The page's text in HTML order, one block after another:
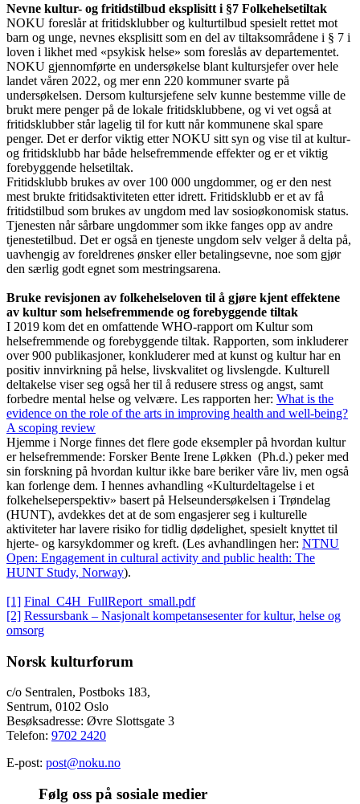
Nevne kultur- og fritidstilbud eksplisitt i §7 Folkehelsetiltak
NOKU foreslår at fritidsklubber og kulturtilbud spesielt rettet mot
barn og unge, nevnes eksplisitt som en del av tiltaksområdene i § 7 i
loven i likhet med «psykisk helse» som foreslås av departementet.
NOKU gjennomførte en undersøkelse blant kultursjefer over hele
landet våren 2022, og mer enn 220 kommuner svarte på
undersøkelsen. Dersom kultursjefene selv kunne bestemme ville de
brukt mere penger på de lokale fritidsklubbene, og vi vet også at
fritidsklubber står lagelig til for kutt når kommunene skal spare
penger. Det er derfor viktig etter NOKU sitt syn og vise til at kultur-
og fritidsklubb har både helsefremmende effekter og er et viktig
forebyggende helsetiltak.
Fritidsklubb brukes av over 100 000 ungdommer, og er den nest
mest brukte fritidsaktiviteten etter idrett. Fritidsklubb er et av få
fritidstilbud som brukes av ungdom med lav sosioøkonomisk status.
Tjenesten når sårbare ungdommer som ikke fanges opp av andre
tjenestetilbud. Det er også en tjeneste ungdom selv velger å delta på,
uavhengig av foreldrenes ønsker eller betalingsevne, noe som gjør
den særlig godt egnet som mestringsarena.
Bruke revisjonen av folkehelseloven til å gjøre kjent effektene
av kultur som helsefremmende og forebyggende tiltak
I 2019 kom det en omfattende WHO-rapport om Kultur som
helsefremmende og forebyggende tiltak. Rapporten, som inkluderer
over 900 publikasjoner, konkluderer med at kunst og kultur har en
positiv innvirkning på helse, livskvalitet og livslengde. Kulturell
deltakelse viser seg også her til å redusere stress og angst, samt
forbedre mental helse og velvære. Les rapporten her: What is the
evidence on the role of the arts in improving health and well-being?
A scoping review
Hjemme i Norge finnes det flere gode eksempler på hvordan kultur
er helsefremmende: Forsker Bente Irene Løkken (Ph.d.) peker med
sin forskning på hvordan kultur ikke bare beriker våre liv, men også
kan forlenge dem. I hennes avhandling «Kulturdeltagelse i et
folkehelseperspektiv» basert på Helseundersøkelsen i Trøndelag
(HUNT), avdekkes det at de som engasjerer seg i kulturelle
aktiviteter har lavere risiko for tidlig dødelighet, spesielt knyttet til
hjerte- og karsykdommer og kreft. (Les avhandlingen her: NTNU
Open: Engagement in cultural activity and public health: The
HUNT Study, Norway).
[1] Final_C4H_FullReport_small.pdf
[2] Ressursbank – Nasjonalt kompetansesenter for kultur, helse og
omsorg
Norsk kulturforum
c/o Sentralen, Postboks 183,
Sentrum, 0102 Oslo
Besøksadresse: Øvre Slottsgate 3
Telefon: 9702 2420
E-post: post@noku.no
Følg oss på sosiale medier